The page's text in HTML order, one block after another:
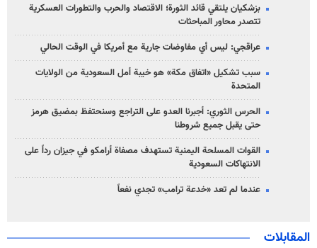
بزشكيان يلتقي قائد الثورة؛ الاقتصاد والحرب والتطورات العسكرية
تتصدر محاور المباحثات
عراقجي: ليس أي مفاوضات جارية مع أمريكا في الوقت الحالي
سبب تشكيل «اتفاق مكة» هو خيبة أمل السعودية من الولايات
المتحدة
الحرس الثوري: أجبرنا العدو على التراجع وسنحتفظ بمضيق هرمز
حتى يقبل جميع شروطنا
القوات المسلحة اليمنية تستهدف مصفاة أرامكو في جيزان رداً على
الانتهاكات السعودية
عندما لم تعد «خدعة ترامب» تجدي نفعاً
المقابلات